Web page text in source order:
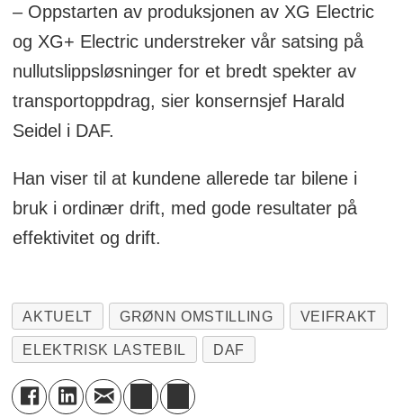
– Oppstarten av produksjonen av XG Electric
og XG+ Electric understreker vår satsing på
nullutslippsløsninger for et bredt spekter av
transportoppdrag, sier konsernsjef Harald
Seidel i DAF.
Han viser til at kundene allerede tar bilene i
bruk i ordinær drift, med gode resultater på
effektivitet og drift.
AKTUELT GRØNN OMSTILLING VEIFRAKT
ELEKTRISK LASTEBIL DAF